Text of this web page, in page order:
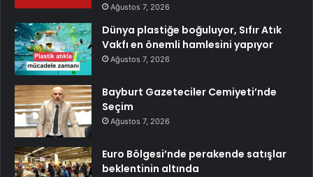
Ağustos 7, 2026
Dünya plastiğe boğuluyor, Sıfır Atık
Vakfı en önemli hamlesini yapıyor
Ağustos 7, 2026
Bayburt Gazeteciler Cemiyeti’nde
Seçim
Ağustos 7, 2026
Euro Bölgesi’nde perakende satışlar
beklentinin altında